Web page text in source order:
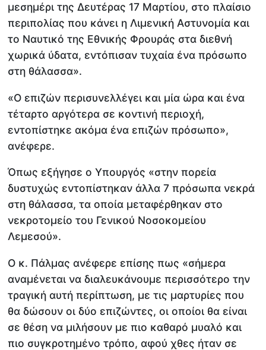
μεσημέρι της Δευτέρας 17 Μαρτίου, στο πλαίσιο
περιπολίας που κάνει η Λιμενική Αστυνομία και
το Ναυτικό της Εθνικής Φρουράς στα διεθνή
χωρικά ύδατα, εντόπισαν τυχαία ένα πρόσωπο
στη θάλασσα».
«Ο επιζών περισυνελλέγει και μία ώρα και ένα
τέταρτο αργότερα σε κοντινή περιοχή,
εντοπίστηκε ακόμα ένα επιζών πρόσωπο»,
ανέφερε.
Όπως εξήγησε ο Υπουργός «στην πορεία
δυστυχώς εντοπίστηκαν άλλα 7 πρόσωπα νεκρά
στη θάλασσα, τα οποία μεταφέρθηκαν στο
νεκροτομείο του Γενικού Νοσοκομείου
Λεμεσού».
Ο κ. Πάλμας ανέφερε επίσης πως «σήμερα
αναμένεται να διαλευκάνουμε περισσότερο την
τραγική αυτή περίπτωση, με τις μαρτυρίες που
θα δώσουν οι δύο επιζώντες, οι οποίοι θα είναι
σε θέση να μιλήσουν με πιο καθαρό μυαλό και
πιο συγκροτημένο τρόπο, αφού χθες ήταν σε